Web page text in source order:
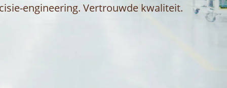
engineering. Vertrouwde kwaliteit.